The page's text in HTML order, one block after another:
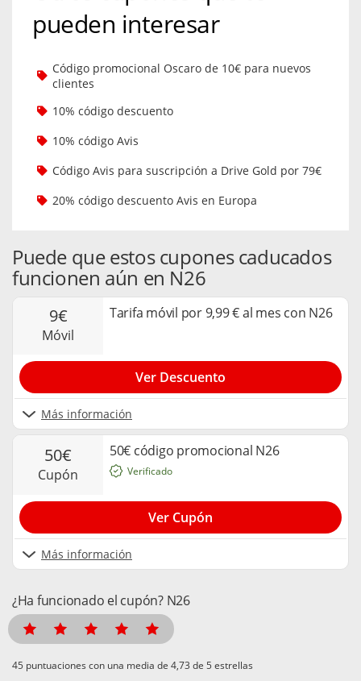
pueden interesar
Código promocional Oscaro de 10€ para nuevos
clientes
10% código descuento
10% código Avis
Código Avis para suscripción a Drive Gold por 79€
20% código descuento Avis en Europa
Puede que estos cupones caducados
funcionen aún en N26
9€
móvil
Tarifa móvil por 9,99 € al mes con N26
Más información
Ver Descuento
50€
cupón
50€ código promocional N26
Más información
Verificado
Ver Cupón
¿Ha funcionado el cupón? N26
puntuaciones con una media de de 5 estrellas